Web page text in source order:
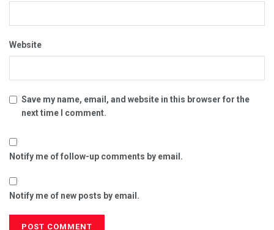
Website
Save my name, email, and website in this browser for the
next time I comment.
Notify me of follow-up comments by email.
Notify me of new posts by email.